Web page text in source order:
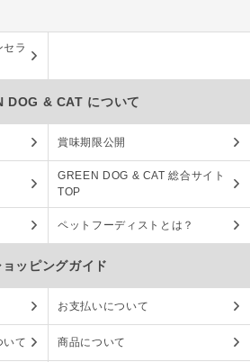
ラ
DOG & CAT について
賞味期限公開
GREEN DOG & CAT 総合サイト
TOP
ペットフーディストとは？
ョッピングガイド
お支払いについて
いて 商品について